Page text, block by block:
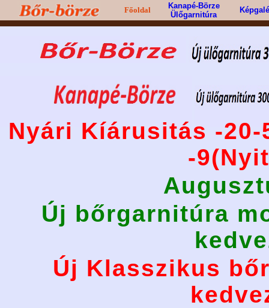
Főoldal
Kanapé-Börze
Ülőgarnitúra
Nyári Kíárusitás -
-
Új bőrgarnitúra
Új Klasszikus